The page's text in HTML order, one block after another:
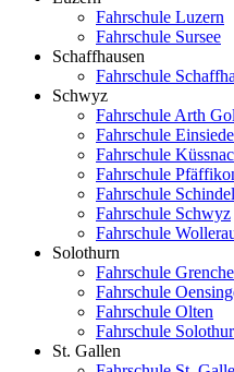
Fahrschule Luzern
Fahrschule Sursee
Schaffhausen
Fahrschule
Schwyz
Fahrschule Arth
Fahrschule
Fahrschule
Fahrschule
Fahrschule
Fahrschule Schwyz
Fahrschule
Solothurn
Fahrschule
Fahrschule
Fahrschule Olten
Fahrschule
St. Gallen